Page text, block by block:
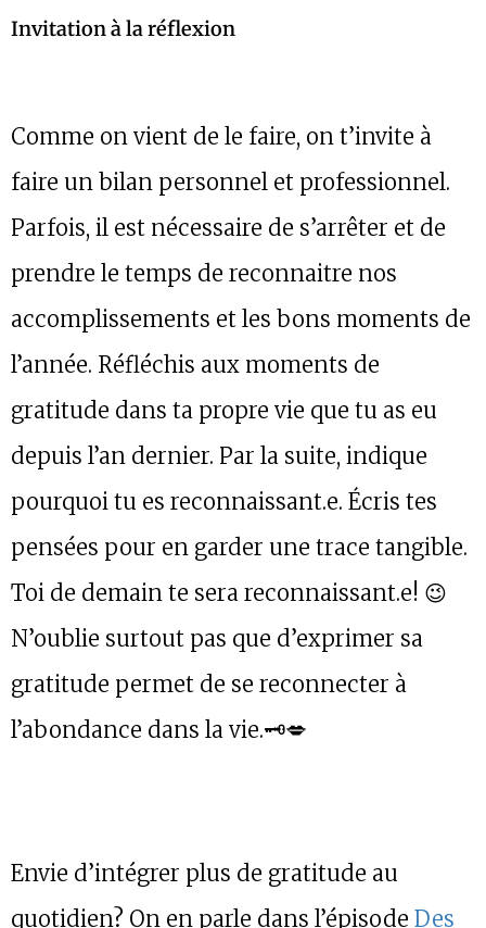
Invitation à la réflexion
Comme on vient de le faire, on t’invite à
faire un bilan personnel et professionnel.
Parfois, il est nécessaire de s’arrêter et de
prendre le temps de reconnaitre nos
accomplissements et les bons moments de
l’année. Réfléchis aux moments de
gratitude dans ta propre vie que tu as eu
depuis l’an dernier. Par la suite, indique
pourquoi tu es reconnaissant.e. Écris tes
pensées pour en garder une trace tangible.
Toi de demain te sera reconnaissant.e! 😉
N’oublie surtout pas que d’exprimer sa
gratitude permet de se reconnecter à
l’abondance dans la vie.🗝️💋
Envie d’intégrer plus de gratitude au
quotidien? On en parle dans l’épisode Des